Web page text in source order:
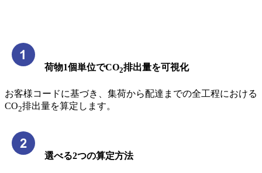
荷物1個単位でCO2排出量を可視化
お客様コードに基づき、集荷から配達までの全工程における
CO2排出量を算定します。
選べる2つの算定方法